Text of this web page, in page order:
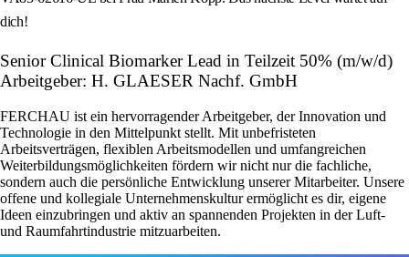
dich!
Senior Clinical Biomarker Lead in Teilzeit 50% (m/w/d)
Arbeitgeber: H. GLAESER Nachf. GmbH
FERCHAU ist ein hervorragender Arbeitgeber, der Innovation und
Technologie in den Mittelpunkt stellt. Mit unbefristeten
Arbeitsverträgen, flexiblen Arbeitsmodellen und umfangreichen
Weiterbildungsmöglichkeiten fördern wir nicht nur die fachliche,
sondern auch die persönliche Entwicklung unserer Mitarbeiter. Unsere
offene und kollegiale Unternehmenskultur ermöglicht es dir, eigene
Ideen einzubringen und aktiv an spannenden Projekten in der Luft-
und Raumfahrtindustrie mitzuarbeiten.